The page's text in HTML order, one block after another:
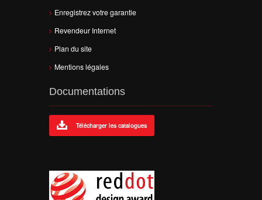
Enregistrez votre garantie
Revendeur Internet
Plan du site
Mentions légales
Documentations
Télécharger les catalogues